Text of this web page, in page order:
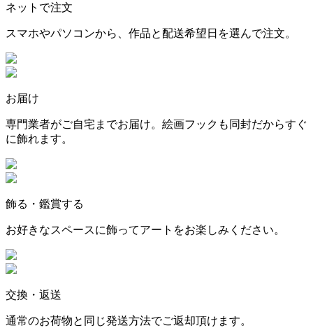
ネットで注文
スマホやパソコンから、作品と配送希望日を選んで注文。
お届け
専門業者がご自宅までお届け。絵画フックも同封だからすぐ
に飾れます。
飾る・鑑賞する
お好きなスペースに飾ってアートをお楽しみください。
交換・返送
通常のお荷物と同じ発送方法でご返却頂けます。